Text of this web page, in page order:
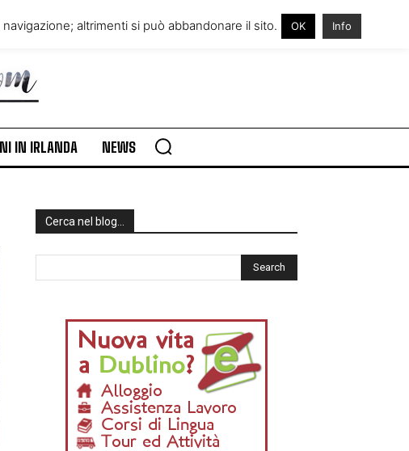
VISITARE L’IRLANDA
NEWS
IN IRLANDA NEWS
Cerca nel blog…
altrimenti si può abbandonare il sito. OK Info